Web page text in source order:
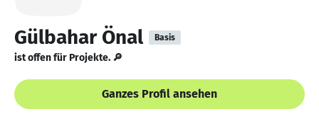
Gülbahar Önal Basis
ist offen für Projekte. 🔎
Ganzes Profil ansehen